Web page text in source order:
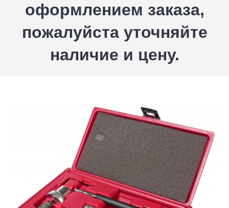
оформлением заказа,
пожалуйста уточняйте
наличие и цену.